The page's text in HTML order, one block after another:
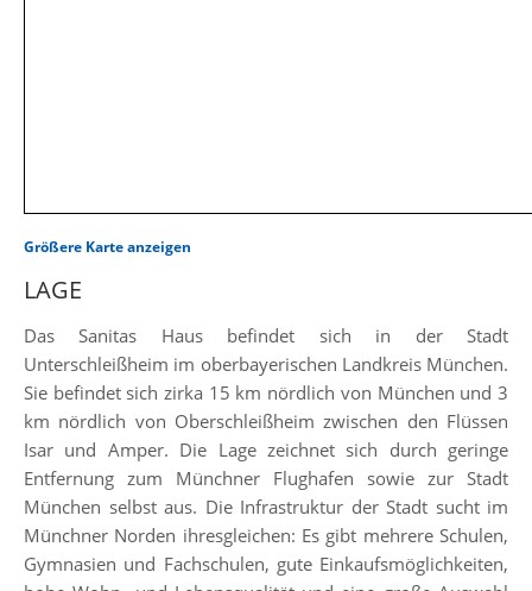
Größere Karte anzeigen
LAGE
Das Sanitas Haus befindet sich in der Stadt
Unterschleißheim im oberbayerischen Landkreis München.
Sie befindet sich zirka 15 km nördlich von München und 3
km nördlich von Oberschleißheim zwischen den Flüssen
Isar und Amper. Die Lage zeichnet sich durch geringe
Entfernung zum Münchner Flughafen sowie zur Stadt
München selbst aus. Die Infrastruktur der Stadt sucht im
Münchner Norden ihresgleichen: Es gibt mehrere Schulen,
Gymnasien und Fachschulen, gute Einkaufsmöglichkeiten,